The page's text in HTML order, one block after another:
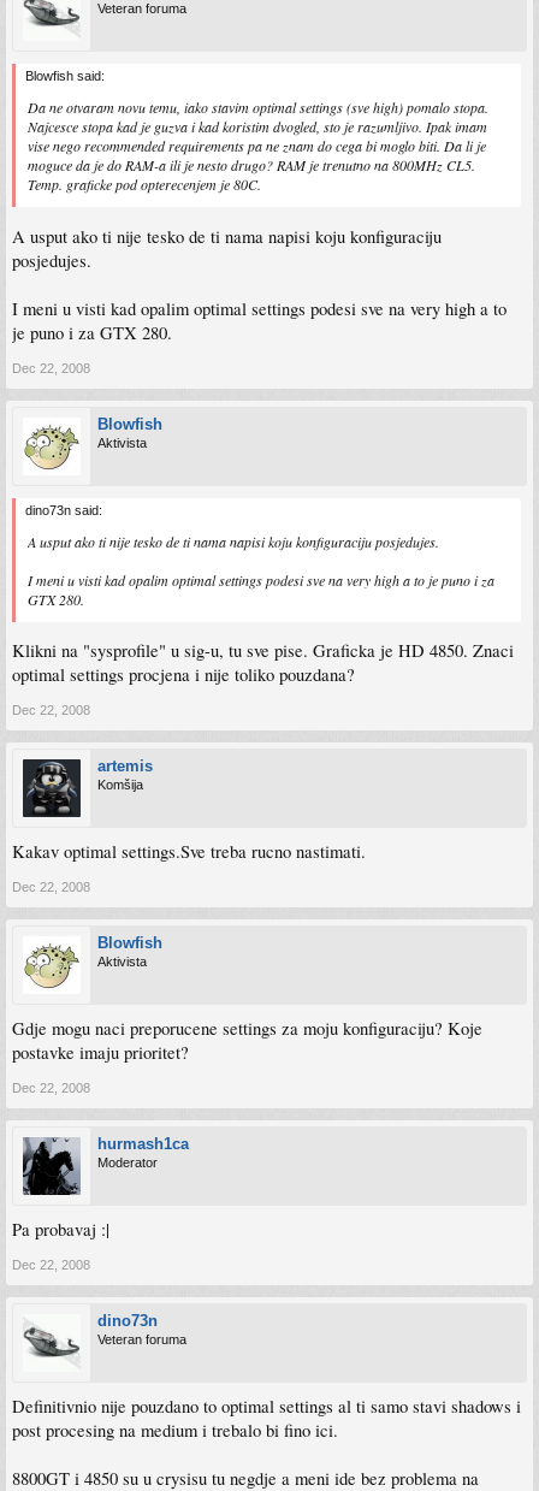
Veteran foruma
Blowfish said:
Da ne otvaram novu temu, iako stavim optimal settings (sve high) pomalo stopa.
Najcesce stopa kad je guzva i kad koristim dvogled, sto je razumljivo. Ipak imam
vise nego recommended requirements pa ne znam do cega bi moglo biti. Da li je
moguce da je do RAM-a ili je nesto drugo? RAM je trenutno na 800MHz CL5.
Temp. graficke pod opterecenjem je 80C.
A usput ako ti nije tesko de ti nama napisi koju konfiguraciju
posjedujes.
I meni u visti kad opalim optimal settings podesi sve na very high a to
je puno i za GTX 280.
Dec 22, 2008
Blowfish
Aktivista
dino73n said:
A usput ako ti nije tesko de ti nama napisi koju konfiguraciju posjedujes.
I meni u visti kad opalim optimal settings podesi sve na very high a to je puno i za
GTX 280.
Klikni na "sysprofile" u sig-u, tu sve pise. Graficka je HD 4850. Znaci
optimal settings procjena i nije toliko pouzdana?
Dec 22, 2008
artemis
Komšija
Kakav optimal settings.Sve treba rucno nastimati.
Dec 22, 2008
Blowfish
Aktivista
Gdje mogu naci preporucene settings za moju konfiguraciju? Koje
postavke imaju prioritet?
Dec 22, 2008
hurmash1ca
Moderator
Pa probavaj :|
Dec 22, 2008
dino73n
Veteran foruma
Definitivnio nije pouzdano to optimal settings al ti samo stavi shadows i
post procesing na medium i trebalo bi fino ici.
8800GT i 4850 su u crysisu tu negdje a meni ide bez problema na